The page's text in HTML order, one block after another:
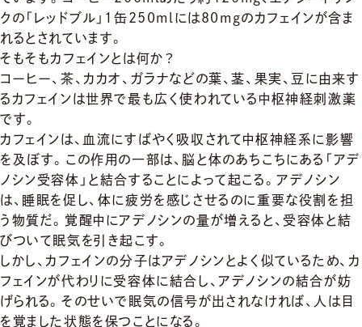
クの「レッドブル」 １缶250mlには80mgのカフェインが含ま
れるとされています。
そもそもカフェインとは何か？
コーヒー、茶、カカオ、ガラナなどの葉、茎、果実、 豆に由来す
るカフェインは世界で最も広く使われている中枢神経刺激薬
です。
カフェインは、 血流にすばやく吸収されて中枢神経系に影響
を及ぼす。 この作用の一部は、脳と体のあちこちにある「アデ
ノシン受容体」 と結合することによって起こる。アデノシン
は、睡眠を促し、 体に疲労を感じさせるのに重要な役割を担
う物質だ。 覚醒中にアデノシンの量が増えると、 受容体と結
びついて眠気を引き起こす。
しかし、カフェインの分子はアデノシンとよく似ているため、 カ
フェインが代わりに受容体に結合し、アデノシンの結合が妨
げられる。 そのせいで眠気の信号が出されなければ、 人は目
を覚ました状態を保つことになる。